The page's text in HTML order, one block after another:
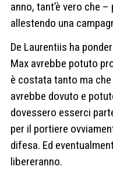
anno, tant’è vero che
allestendo una
De Laurentiis ha
Max avrebbe potuto
è costata tanto ma
avrebbe dovuto e
dovessero esserci
per il portiere
difesa. Ed
libereranno.